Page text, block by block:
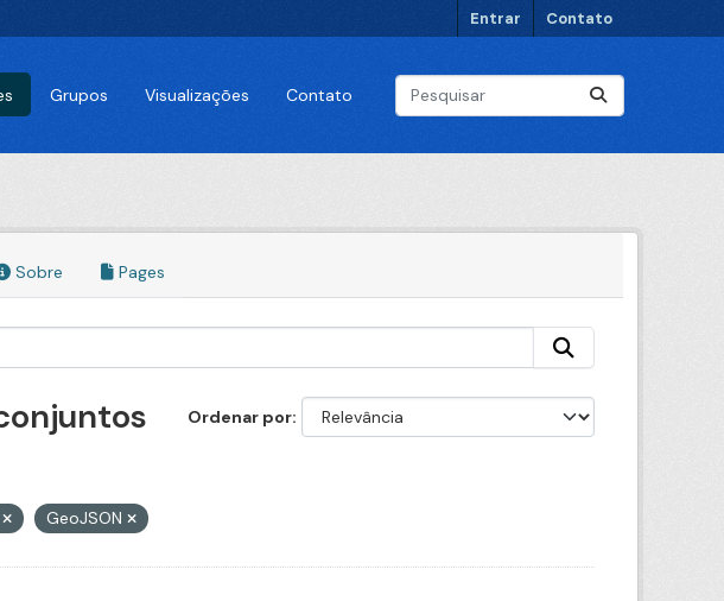
Entrar Contato
Grupos Visualizações Contato
Sobre Pages
Ordenar por
GeoJSON